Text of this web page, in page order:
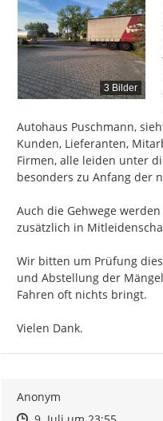
3 Bilder
Autohaus Puschmann,
Kunden, Lieferanten,
Firmen, alle leiden unter
besonders zu Anfang der
Auch die Gehwege
zusätzlich in
Wir bitten um Prüfung
und Abstellung der
Fahren oft nichts bringt.
Vielen Dank.
Anonym